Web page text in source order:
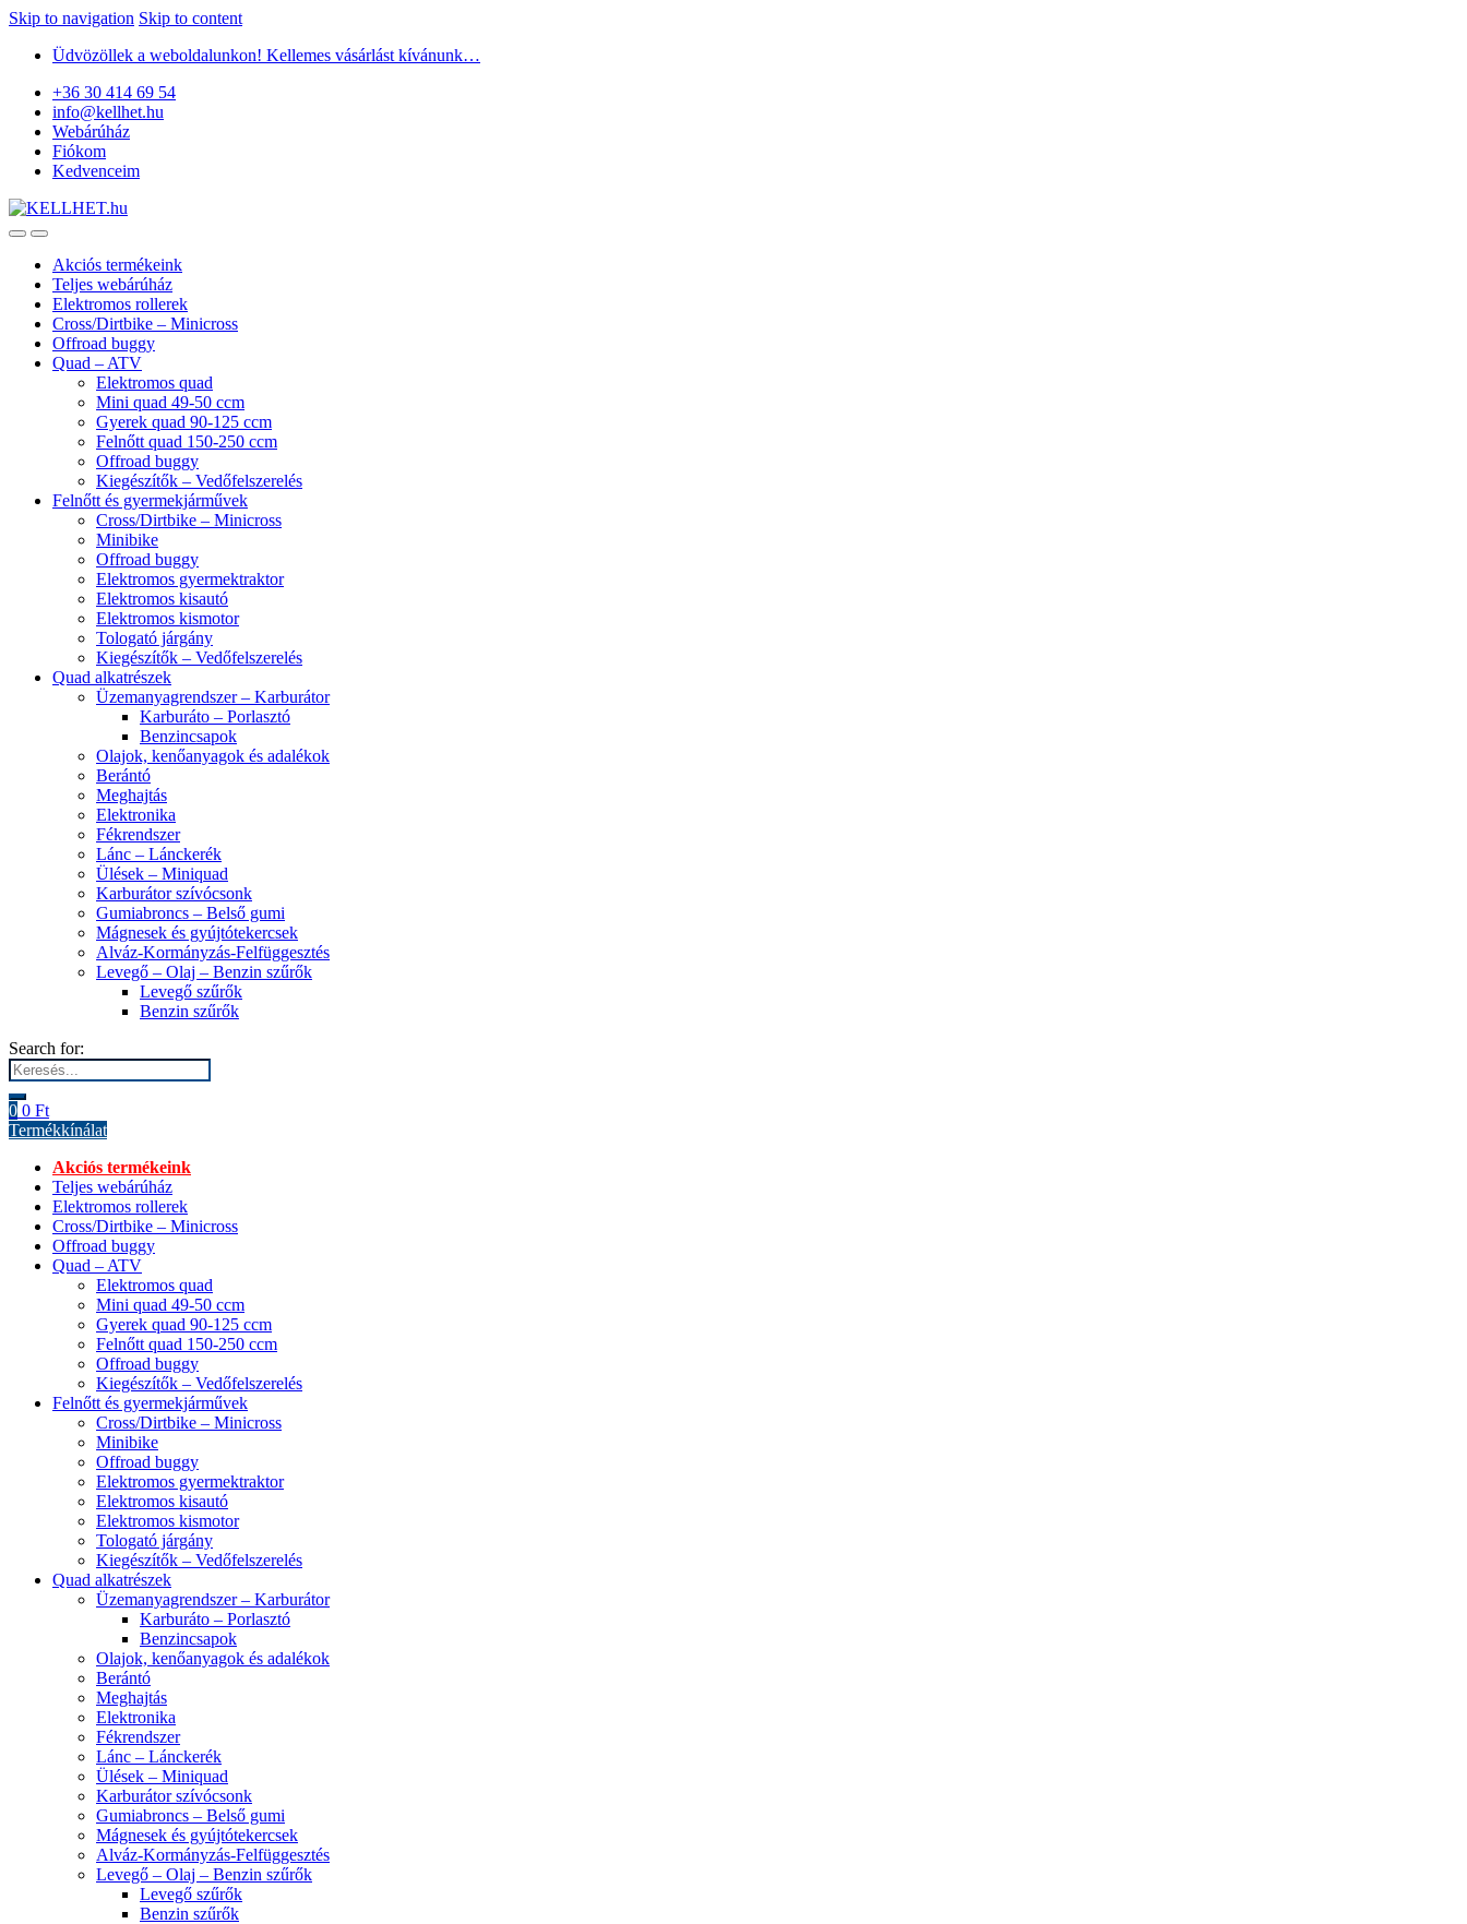
Skip to navigation Skip to content
Üdvözöllek a weboldalunkon! Kellemes vásárlást kívánunk…
+36 30 414 69 54
info@kellhet.hu
Webárúház
Fiókom
Kedvenceim
Akciós termékeink
Teljes webárúház
Elektromos rollerek
Cross/Dirtbike – Minicross
Offroad buggy
Quad – ATV
Elektromos quad
Mini quad 49-50 ccm
Gyerek quad 90-125 ccm
Felnőtt quad 150-250 ccm
Offroad buggy
Kiegészítők – Vedőfelszerelés
Felnőtt és gyermekjárművek
Cross/Dirtbike – Minicross
Minibike
Offroad buggy
Elektromos gyermektraktor
Elektromos kisautó
Elektromos kismotor
Tologató járgány
Kiegészítők – Vedőfelszerelés
Quad alkatrészek
Üzemanyagrendszer – Karburátor
Karburáto – Porlasztó
Benzincsapok
Olajok, kenőanyagok és adalékok
Berántó
Meghajtás
Elektronika
Fékrendszer
Lánc – Lánckerék
Ülések – Miniquad
Karburátor szívócsonk
Gumiabroncs – Belső gumi
Mágnesek és gyújtótekercsek
Alváz-Kormányzás-Felfüggesztés
Levegő – Olaj – Benzin szűrők
Levegő szűrők
Benzin szűrők
Search for:
0 0 Ft
Termékkínálat
Akciós termékeink
Teljes webárúház
Elektromos rollerek
Cross/Dirtbike – Minicross
Offroad buggy
Quad – ATV
Elektromos quad
Mini quad 49-50 ccm
Gyerek quad 90-125 ccm
Felnőtt quad 150-250 ccm
Offroad buggy
Kiegészítők – Vedőfelszerelés
Felnőtt és gyermekjárművek
Cross/Dirtbike – Minicross
Minibike
Offroad buggy
Elektromos gyermektraktor
Elektromos kisautó
Elektromos kismotor
Tologató járgány
Kiegészítők – Vedőfelszerelés
Quad alkatrészek
Üzemanyagrendszer – Karburátor
Karburáto – Porlasztó
Benzincsapok
Olajok, kenőanyagok és adalékok
Berántó
Meghajtás
Elektronika
Fékrendszer
Lánc – Lánckerék
Ülések – Miniquad
Karburátor szívócsonk
Gumiabroncs – Belső gumi
Mágnesek és gyújtótekercsek
Alváz-Kormányzás-Felfüggesztés
Levegő – Olaj – Benzin szűrők
Levegő szűrők
Benzin szűrők